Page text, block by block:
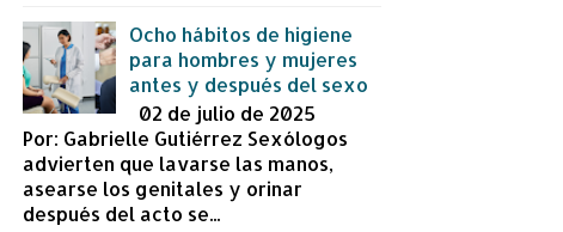
Ocho hábitos de higiene
para hombres y mujeres
antes y después del sexo
02 de julio de 2025
Por: Gabrielle Gutiérrez Sexólogos
advierten que lavarse las manos,
asearse los genitales y orinar
después del acto se...